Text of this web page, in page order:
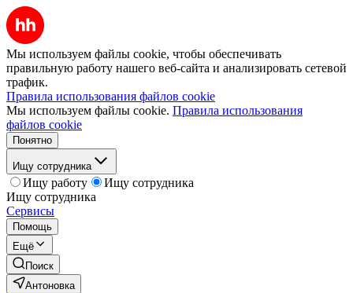
Мы используем файлы cookie, чтобы обеспечивать
правильную работу нашего веб-сайта и анализировать сетевой
трафик.
Правила использования файлов cookie
Мы используем файлы cookie. Правила использования
файлов cookie
Понятно
Ищу сотрудника
Ищу работу
Ищу сотрудника
Ищу сотрудника
Сервисы
Помощь
Ещё
Поиск
Антоновка